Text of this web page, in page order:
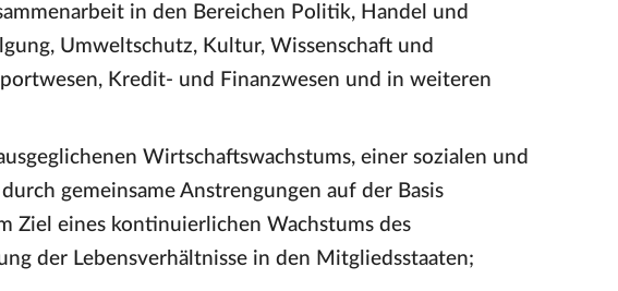
in den Bereichen Politik, Handel und
Umweltschutz, Kultur, Wissenschaft und
Kredit- und Finanzwesen und in weiteren
Wirtschaftswachstums, einer sozialen und
gemeinsame Anstrengungen auf der Basis
Ziel eines kontinuierlichen Wachstums des
der Lebensverhältnisse in den Mitgliedsstaaten;